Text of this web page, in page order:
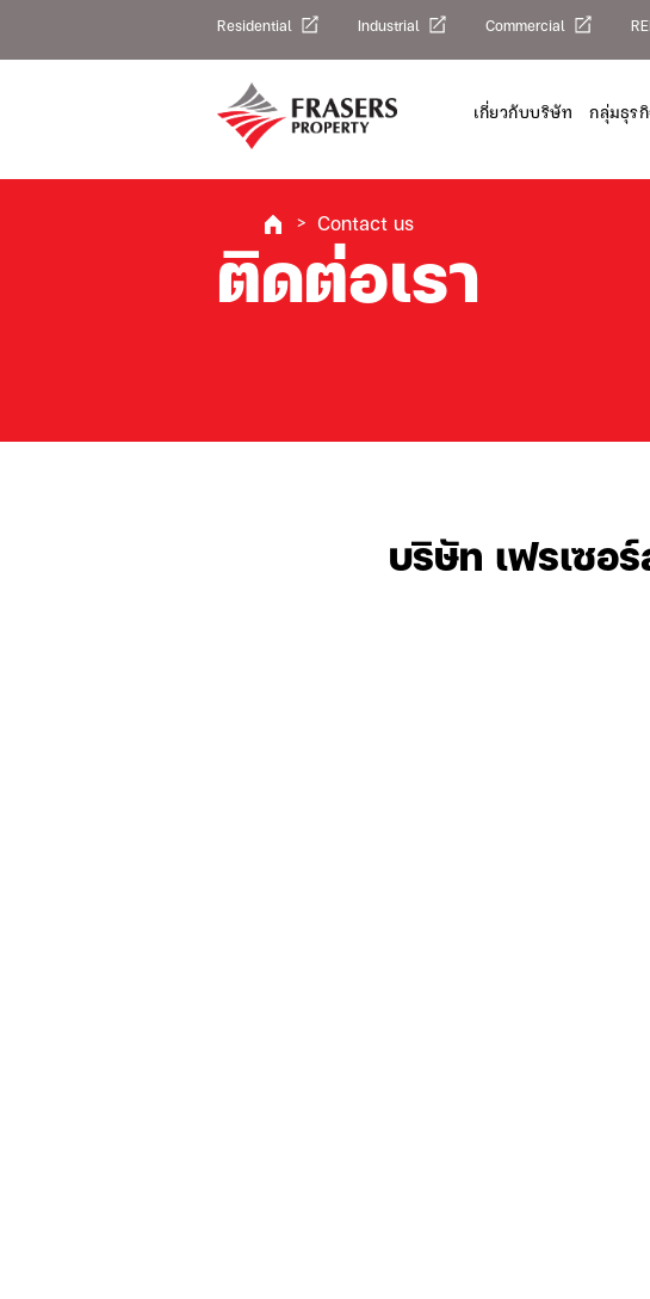
Residential Industrial Commercial
เกี่ยวกับบริษัท กลุ่มธุรกิ
Contact us
ติดต่อเรา
บริษัท เฟรเซอ